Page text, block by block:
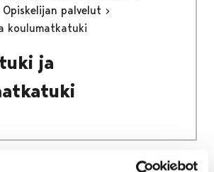
Opiskelijan palvelut
koulumatkatuki
ja